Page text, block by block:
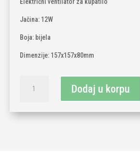
Jačina: 12W
Boja: bijela
Dimenzije: 157x157x80mm
12W
Dodaj u korpu